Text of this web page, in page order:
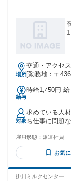
場所
交通・アクセ
[勤務地：〒
給与
時給1,450円 給与詳
対象
求めている人
ち仕事に問題
雇用形態： 派遣社員
お気
掛川ミルクセンター